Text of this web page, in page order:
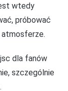
wtedy
próbować
dla fanów
szczególnie